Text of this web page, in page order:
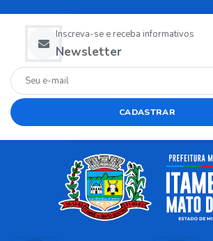
Newsletter
Inscreva-se e receba informativos
CADASTRAR